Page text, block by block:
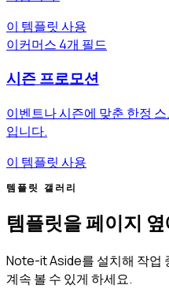
이 템플릿 사용
이커머스 4개 필드
시즌 프로모션
이벤트나 시즌에 맞춘 한정
입니다.
이 템플릿 사용
템플릿 갤러리
템플릿을 페이지
Note-it Aside를 설치해 작업
계속 볼 수 있게 하세요.